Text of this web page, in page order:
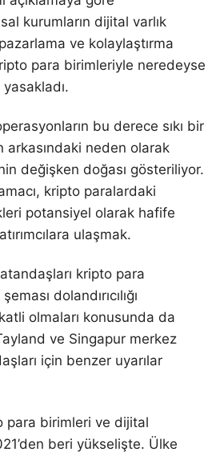
kurumların dijital varlık
ve kolaylaştırma
para birimleriyle neredeyse
bu derece sıkı bir
arkasındaki neden olarak
değişken doğası gösteriliyor.
kripto paralardaki
potansiyel olarak hafife
ulaşmak.
kripto para
dolandırıcılığı
olmaları konusunda da
ve Singapur merkez
için benzer uyarılar
para birimleri ve dijital
beri yükselişte. Ülke